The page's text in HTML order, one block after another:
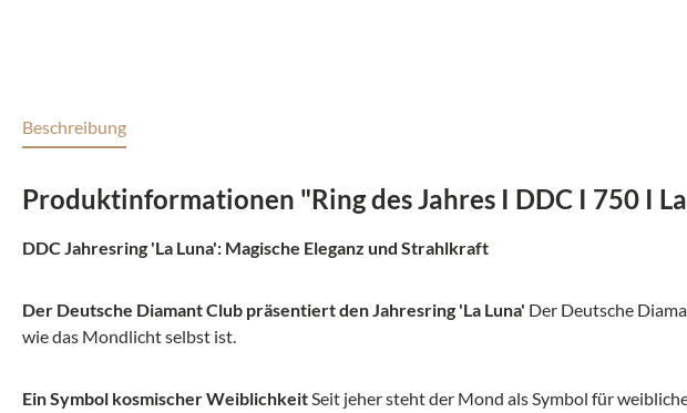
Beschreibung
Produktinformationen "Ring des Jahres I DDC I 750 I
DDC Jahresring 'La Luna': Magische Eleganz und Strahlkraft
Der Deutsche Diamant Club präsentiert den Jahresring 'La Luna' Der Deutsche
wie das Mondlicht selbst ist.
Ein Symbol kosmischer WeiblichkeitSeit jeher steht der Mond als Symbol für